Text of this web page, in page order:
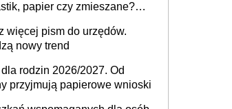
papier czy zmieszane?
więcej pism do urzędów.
nowy trend
rodzin 2026/2027. Od
przyjmują papierowe wnioski